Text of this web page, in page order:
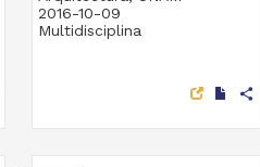
2016-10-09
Multidisciplina
share